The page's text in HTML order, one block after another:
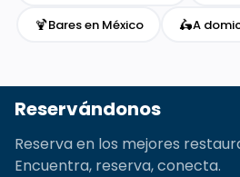
🍹Bares en México 🛵A
Reservándonos
Reserva en los mejores
Encuentra, reserva, conecta.